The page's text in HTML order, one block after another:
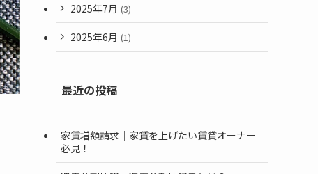
2025年7月 (3)
2025年6月 (1)
最近の投稿
家賃増額請求｜家賃を上げたい賃貸オーナー
必見！